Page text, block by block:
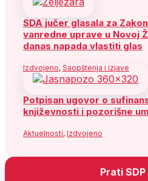
SDA jučer glasala za
vanredne uprave u Novoj
danas napada vlastiti glas
Izdvojeno, Saopštenja i izjave
Potpisan ugovor o
književnosti i pozorišne
Aktuelnosti, Izdvojeno
Prati SDP